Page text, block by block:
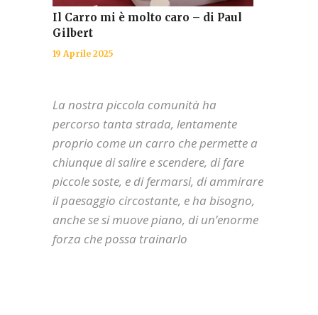
Il Carro mi è molto caro – di Paul
Gilbert
19 Aprile 2025
La nostra piccola comunità ha
percorso tanta strada, lentamente
proprio come un carro che permette a
chiunque di salire e scendere, di fare
piccole soste, e di fermarsi, di ammirare
il paesaggio circostante, e ha bisogno,
anche se si muove piano, di un’enorme
forza che possa trainarlo